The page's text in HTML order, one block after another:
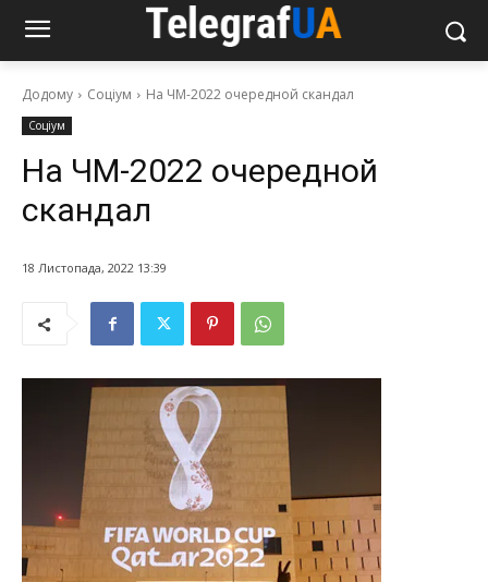
Додому Соціум На ЧМ-2022 очередной скандал
Соціум
На ЧМ-2022 очередной
скандал
18 Листопада, 2022 13:39